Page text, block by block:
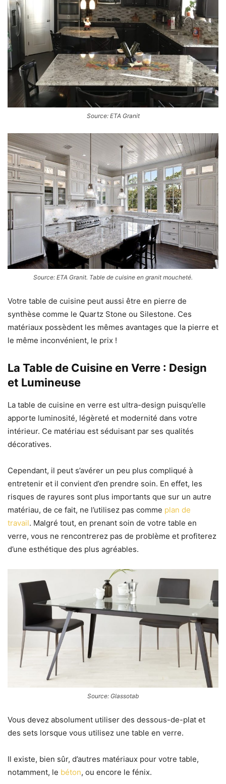
Source: ETA Granit
Source: ETA Granit. Table de cuisine en granit moucheté.
Votre table de cuisine peut aussi être en pierre de
synthèse comme le Quartz Stone ou Silestone. Ces
matériaux possèdent les mêmes avantages que la pierre et
le même inconvénient, le prix !
La Table de Cuisine en Verre : Design
et Lumineuse
La table de cuisine en verre est ultra-design puisqu’elle
apporte luminosité, légèreté et modernité dans votre
intérieur. Ce matériau est séduisant par ses qualités
décoratives.
Cependant, il peut s’avérer un peu plus compliqué à
entretenir et il convient d’en prendre soin. En effet, les
risques de rayures sont plus importants que sur un autre
matériau, de ce fait, ne l’utilisez pas comme plan de
travail. Malgré tout, en prenant soin de votre table en
verre, vous ne rencontrerez pas de problème et profiterez
d’une esthétique des plus agréables.
Source: Glassotab
Vous devez absolument utiliser des dessous-de-plat et
des sets lorsque vous utilisez une table en verre.
Il existe, bien sûr, d’autres matériaux pour votre table,
notamment, le béton, ou encore le fénix.